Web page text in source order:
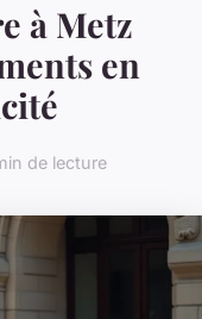
à Metz
en
de lecture